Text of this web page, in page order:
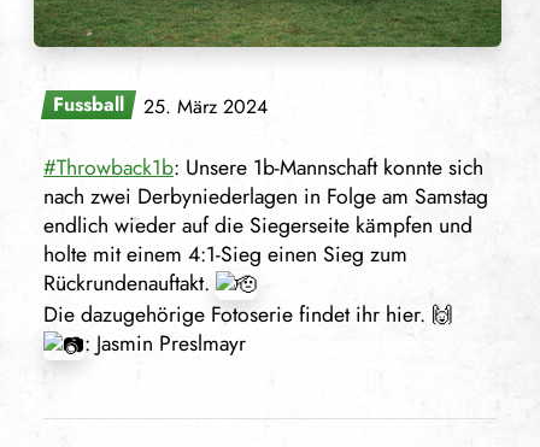
Fussball 25. März 2024
#Throwback1b: Unsere 1b-Mannschaft konnte sich
nach zwei Derbyniederlagen in Folge am Samstag
endlich wieder auf die Siegerseite kämpfen und
holte mit einem 4:1-Sieg einen Sieg zum
Rückrundenauftakt.
Die dazugehörige Fotoserie findet ihr hier. 🙌
: Jasmin Preslmayr